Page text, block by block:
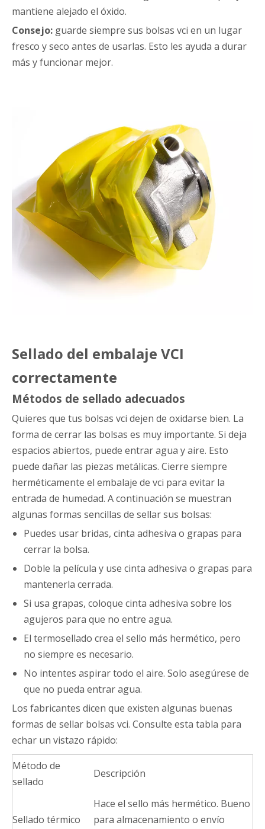
mantiene alejado el óxido.
Consejo: guarde siempre sus bolsas vci en un lugar
fresco y seco antes de usarlas. Esto les ayuda a durar
más y funcionar mejor.
Sellado del embalaje VCI
correctamente
Métodos de sellado adecuados
Quieres que tus bolsas vci dejen de oxidarse bien. La
forma de cerrar las bolsas es muy importante. Si deja
espacios abiertos, puede entrar agua y aire. Esto
puede dañar las piezas metálicas. Cierre siempre
herméticamente el embalaje de vci para evitar la
entrada de humedad. A continuación se muestran
algunas formas sencillas de sellar sus bolsas:
Puedes usar bridas, cinta adhesiva o grapas para
cerrar la bolsa.
Doble la película y use cinta adhesiva o grapas para
mantenerla cerrada.
Si usa grapas, coloque cinta adhesiva sobre los
agujeros para que no entre agua.
El termosellado crea el sello más hermético, pero
no siempre es necesario.
No intentes aspirar todo el aire. Solo asegúrese de
que no pueda entrar agua.
Los fabricantes dicen que existen algunas buenas
formas de sellar bolsas vci. Consulte esta tabla para
echar un vistazo rápido:
Método de
sellado
Descripción
Sellado térmico
Hace el sello más hermético. Bueno
para almacenamiento o envío